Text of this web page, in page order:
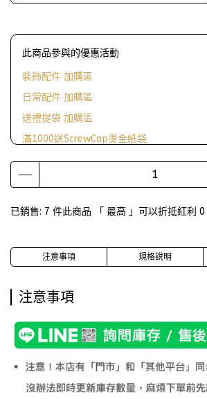
此商品參與的優惠活動
裝飾配件 加購區
日常配件 加購區
送禮提袋 加購區
滿1000送ScrewCap燙金紙袋
已銷售: 7 件此商品 「 最高 」可以折抵紅利 0
注意事項 規格說明
注意事項